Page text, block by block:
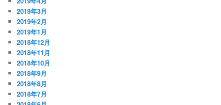
2019年3月
2019年2月
2019年1月
2018年12月
2018年11月
2018年10月
2018年9月
2018年8月
2018年7月